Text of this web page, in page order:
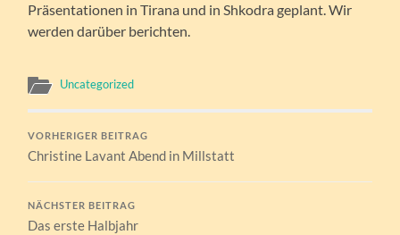
Präsentationen in Tirana und in Shkodra geplant. Wir
werden darüber berichten.
Uncategorized
VORHERIGER BEITRAG
Christine Lavant Abend in Millstatt
NÄCHSTER BEITRAG
Das erste Halbjahr